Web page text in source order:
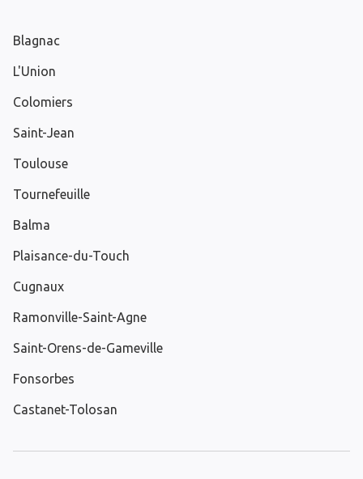
Blagnac
L'Union
Colomiers
Saint-Jean
Toulouse
Tournefeuille
Balma
Plaisance-du-Touch
Cugnaux
Ramonville-Saint-Agne
Saint-Orens-de-Gameville
Fonsorbes
Castanet-Tolosan